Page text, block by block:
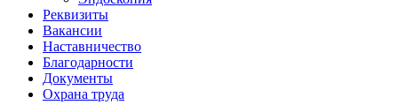
Реквизиты
Вакансии
Наставничество
Благодарности
Документы
Охрана труда